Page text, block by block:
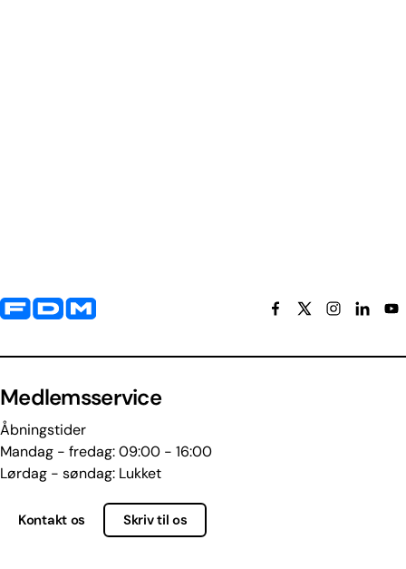
Yderligere information og kontaktoplysninger
Medlemsservice
Åbningstider
Mandag - fredag: 09:00 - 16:00
Lørdag - søndag: Lukket
Kontakt os Skriv til os